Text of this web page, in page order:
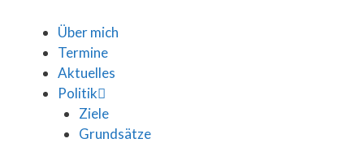
Über mich
Termine
Aktuelles
Politik
Ziele
Grundsätze